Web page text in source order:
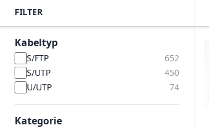
FILTER
Kabeltyp
S/FTP
652
S/UTP
450
U/UTP
74
Kategorie